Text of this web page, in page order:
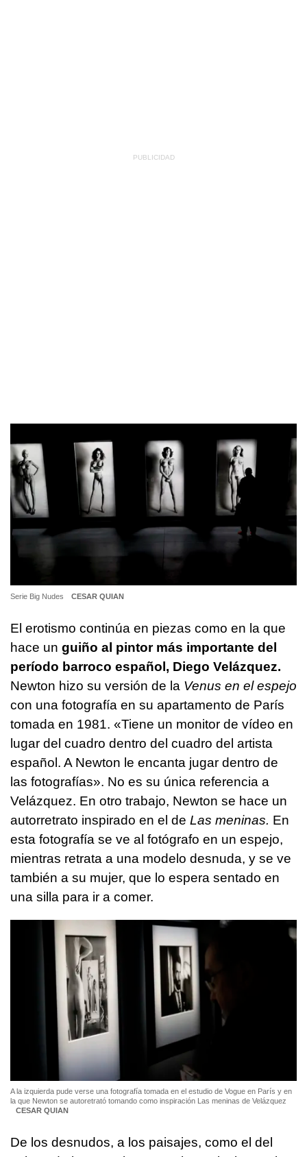
Serie Big Nudes CESAR QUIAN
El erotismo continúa en piezas como en la que
hace un guiño al pintor más importante del
período barroco español, Diego Velázquez.
Newton hizo su versión de la Venus en el espejo
con una fotografía en su apartamento de París
tomada en 1981. «Tiene un monitor de vídeo en
lugar del cuadro dentro del cuadro del artista
español. A Newton le encanta jugar dentro de
las fotografías». No es su única referencia a
Velázquez. En otro trabajo, Newton se hace un
autorretrato inspirado en el de Las meninas. En
esta fotografía se ve al fotógrafo en un espejo,
mientras retrata a una modelo desnuda, y se ve
también a su mujer, que lo espera sentado en
una silla para ir a comer.
A la izquierda pude verse una fotografía tomada en el estudio de Vogue en París y en
la que Newton se autoretrató tomando como inspiración Las meninas de Velázquez
CESAR QUIAN
De los desnudos, a los paisajes, como el del